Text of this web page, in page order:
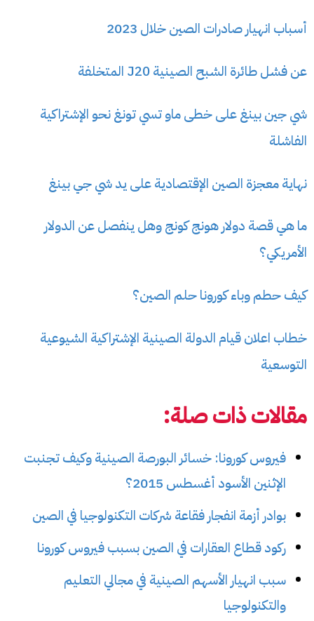
أسباب انهيار صادرات الصين خلال 2023
عن فشل طائرة الشبح الصينية J20 المتخلفة
شي جين بينغ على خطى ماو تسي تونغ نحو الإشتراكية
الفاشلة
نهاية معجزة الصين الإقتصادية على يد شي جي بينغ
ما هي قصة دولار هونج كونج وهل ينفصل عن الدولار
الأمريكي؟
كيف حطم وباء كورونا حلم الصين؟
خطاب اعلان قيام الدولة الصينية الإشتراكية الشيوعية
التوسعية
مقالات ذات صلة:
فيروس كورونا: خسائر البورصة الصينية وكيف تجنبت
الإثنين الأسود أغسطس 2015؟
بوادر أزمة انفجار فقاعة شركات التكنولوجيا في الصين
ركود قطاع العقارات في الصين بسبب فيروس كورونا
سبب انهيار الأسهم الصينية في مجالي التعليم
والتكنولوجيا